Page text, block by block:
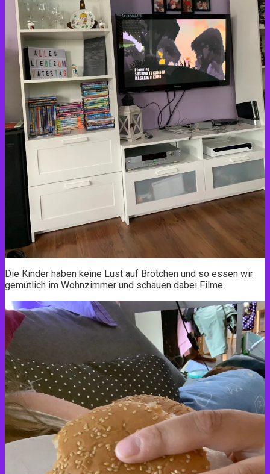
Die Kinder haben keine Lust auf Brötchen und so essen wir
gemütlich im Wohnzimmer und schauen dabei Filme.